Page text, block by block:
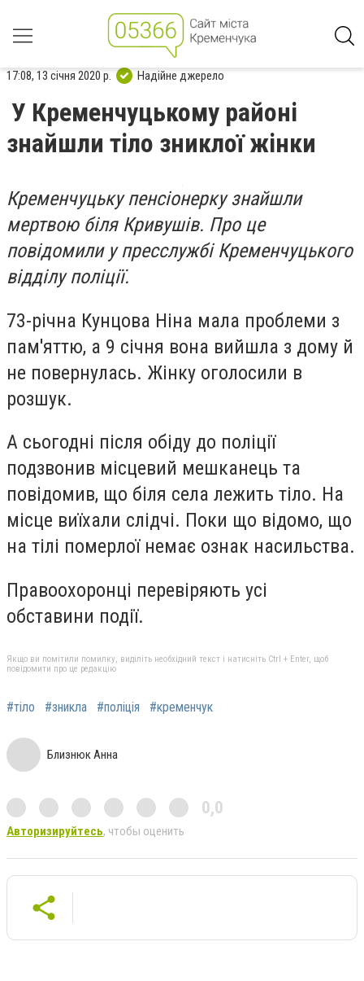
17:08, 13 січня 2020 р. Надійне джерело
У Кременчуцькому районі
знайшли тіло зниклої жінки
Кременчуцьку пенсіонерку знайшли
мертвою біля Кривушів. Про це
повідомили у пресслужбі Кременчуцького
відділу поліції.
73-річна Кунцова Ніна мала проблеми з
пам'яттю, а 9 січня вона вийшла з дому й
не повернулась. Жінку оголосили в
розшук.
А сьогодні після обіду до поліції
подзвонив місцевий мешканець та
повідомив, що біля села лежить тіло. На
місце виїхали слідчі. Поки що відомо, що
на тілі померлої немає ознак насильства.
Правоохоронці перевіряють усі
обставини події.
Якщо ви помітили помилку, виділіть необхідний текст і натисніть Ctrl + Enter, щоб
повідомити про це редакцію
#тіло #зникла #поліція #кременчук
Близнюк Анна
0,0
Авторизируйтесь, чтобы оценить